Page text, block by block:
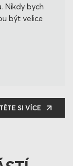
Nikdy bych
být velice
SI VÍCE